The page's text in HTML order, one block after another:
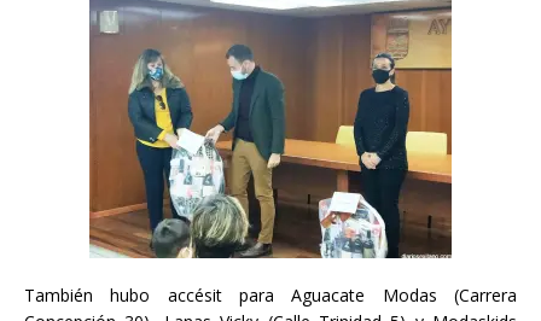
También hubo accésit para Aguacate Modas (Carrera